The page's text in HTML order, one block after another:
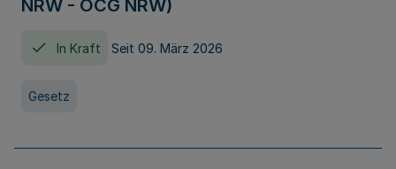
NRW - OCG NRW)
In Kraft Seit 09. März 2026
Gesetz